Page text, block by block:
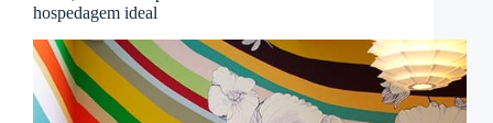
hospedagem ideal